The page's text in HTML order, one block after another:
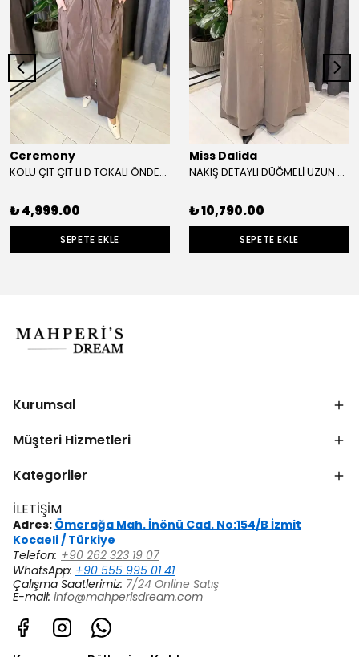
Ceremony
KOLU ÇIT ÇIT LI D TOKALI ÖNDEN FERMUARLI SAFARİ KAP
₺ 4,999.00
SEPETE EKLE
Miss Dalida
NAKIŞ DETAYLI DÜĞMELİ UZUN KAP
₺ 10,790.00
SEPETE EKLE
Kurumsal
Müşteri Hizmetleri
Kategoriler
İLETİŞİM
Adres: Ömerağa Mah. İnönü Cad. No:154/B İzmit
Kocaeli / Türkiye
Telefon: +90 262 323 19 07
WhatsApp: +90 555 995 01 41
Çalışma Saatlerimiz: 7/24 Online Satış
E-mail: info@mahperisdream.com